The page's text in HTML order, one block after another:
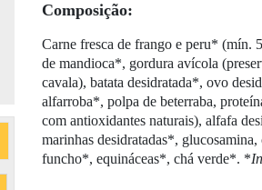
Composição:
Carne fresca de frango e peru* (mín.
de mandioca*, gordura avícola
cavala), batata desidratada*, ovo
alfarroba*, polpa de beterraba,
com antioxidantes naturais), alfafa
marinhas desidratadas*,
funcho*, equináceas*, chá verde*. *